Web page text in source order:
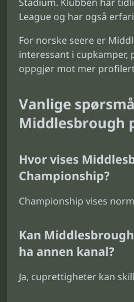
League og har også
For norske seere er
interessant i cupkamper,
oppgjør mot mer
Vanlige
Middlesbrough
Hvor vises
Championship?
Championship vises
Kan
ha annen kanal?
Ja, cuprettigheter kan